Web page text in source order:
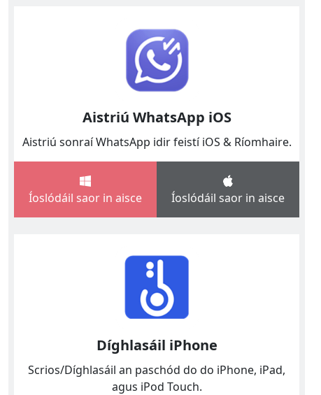
Aistriú WhatsApp iOS
Aistriú sonraí WhatsApp idir feistí iOS & Ríomhaire.
Íoslódáil saor in aisce Íoslódáil saor in aisce
Díghlasáil iPhone
Scrios/Díghlasáil an paschód do do iPhone, iPad,
agus iPod Touch.